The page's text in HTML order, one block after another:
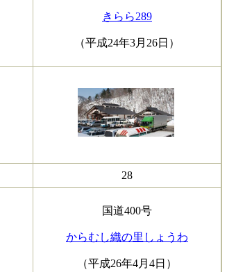
きらら289
（平成24年3月26日）
28
国道400号
からむし織の里しょうわ
（平成26年4月4日）